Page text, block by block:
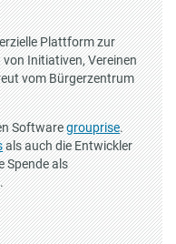
Plattform zur
Initiativen, Vereinen
vom Bürgerzentrum
Softwaregrouprise.
als auch die Entwickler
Spende als